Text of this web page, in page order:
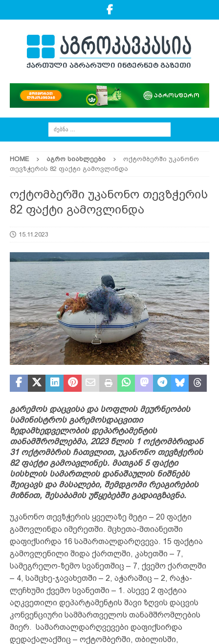
HOME ᲐᲒᲠᲝ ᲡᲘᲐᲮᲚᲔᲔᲑᲘ
ოქტომბერში უკანონო
თევზჭერის 82 ფაქტი გამოვლინდა
ოქტომბერში უკანონო თევზჭერის
82 ფაქტი გამოვლინდა
15.11.2023
გარემოს დაცვისა და სოფლის მეურნეობის
სამინისტროს გარემოსდაცვითი
ზედამხედველობის დეპარტამენტის
თანამშრომლებმა, 2023 წლის 1 ოქტომბრიდან
31 ოქტომბრის ჩათვლით, უკანონო თევზჭერის
82 ფაქტი გამოავლინეს. მათგან 5 ფაქტი
სისხლის სამართლის დანაშაულის ნიშნებს
შეიცავს და მასალები, შემდგომი რეაგირების
მიზნით, შესაბამის უწყებებში გადაიგზავნა.
უკანონო თევზჭერის ყველაზე მეტი – 20 ფაქტი
გამოვლინდა იმერეთში. მცხეთა-მთიანეთში
დაფიქსირდა 16 სამართალდარღვევა. 15 ფაქტია
გამოვლენილი შიდა ქართლში, კახეთში – 7,
სამეგრელო-ზემო სვანეთშიც – 7, ქვემო ქართლში
– 4, სამცხე-ჯავახეთში – 2, აჭარაშიც – 2, რაჭა-
ლეჩხუმი ქვემო სვანეთში – 1. ასევე 2 ფაქტია
აღკვეთილი დეპარტამენტის შავი ზღვის დაცვის
კონვენციური სამმართველოს თანამშრომლების
მიერ. სამართალდარღვევები დაფიქსირდა
დედაქალაქშიც – ოქტომბერში, თბილისში,